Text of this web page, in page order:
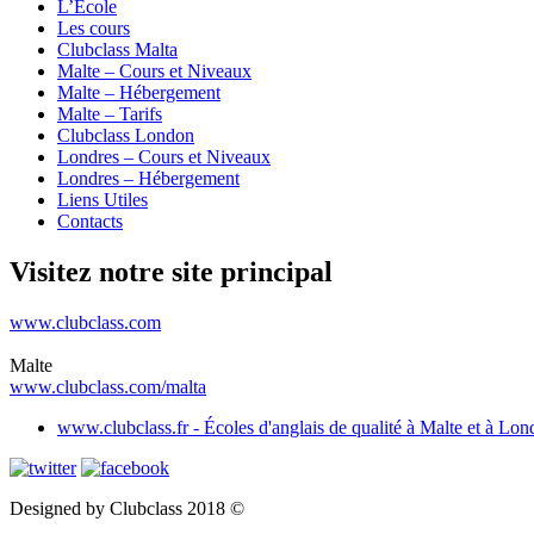
L’École
Les cours
Clubclass Malta
Malte – Cours et Niveaux
Malte – Hébergement
Malte – Tarifs
Clubclass London
Londres – Cours et Niveaux
Londres – Hébergement
Liens Utiles
Contacts
Visitez notre site principal
www.clubclass.com
Malte
www.clubclass.com/malta
www.clubclass.fr - Écoles d'anglais de qualité à Malte et à
Designed by Clubclass 2018 ©